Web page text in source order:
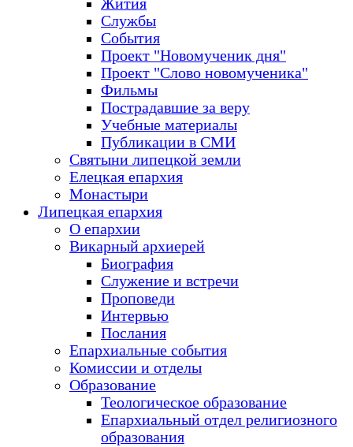
Жития
Службы
События
Проект "Новомученик дня"
Проект "Слово новомученика"
Фильмы
Пострадавшие за веру
Учебные материалы
Публикации в СМИ
Святыни липецкой земли
Елецкая епархия
Монастыри
Липецкая епархия
О епархии
Викарный архиерей
Биография
Служение и встречи
Проповеди
Интервью
Послания
Епархиальные события
Комиссии и отделы
Образование
Теологическое образование
Епархиальный отдел религиозного
образования